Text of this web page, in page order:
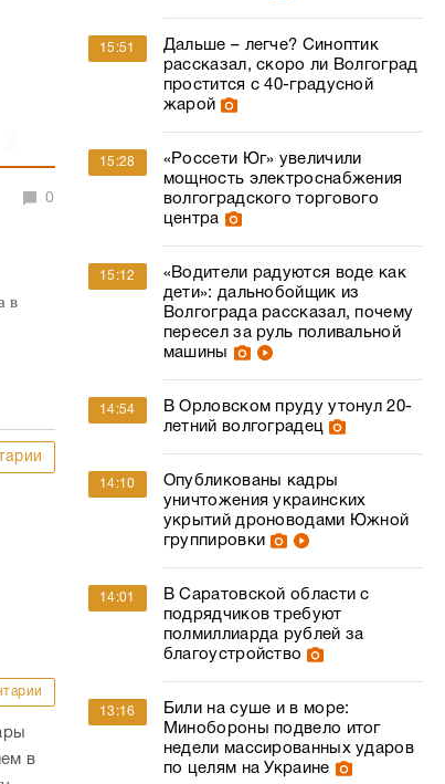
0
в
в
15:51
Дальше – легче? Синоптик
рассказал, скоро ли Волгоград
простится с 40-градусной
жарой
15:28
«Россети Юг» увеличили
мощность электроснабжения
волгоградского торгового
центра
15:12
«Водители радуются воде как
дети»: дальнобойщик из
Волгограда рассказал, почему
пересел за руль поливальной
машины
14:54
В Орловском пруду утонул 20-
летний волгоградец
14:10
Опубликованы кадры
уничтожения украинских
укрытий дроноводами Южной
группировки
14:01
В Саратовской области с
подрядчиков требуют
полмиллиарда рублей за
благоустройство
13:16
Били на суше и в море:
Минобороны подвело итог
недели массированных ударов
по целям на Украине